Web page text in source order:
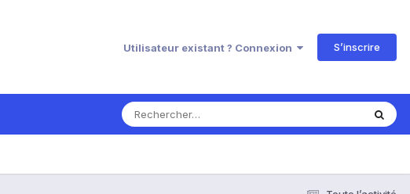
Utilisateur existant ? Connexion S’inscrire